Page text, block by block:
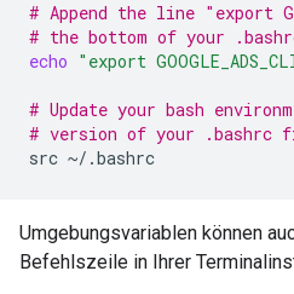
# Append the line "export
# the bottom of your
echo "export
# Update your bash
# version of your .bashrc
src
Umgebungsvariablen können
Befehlszeile in Ihrer